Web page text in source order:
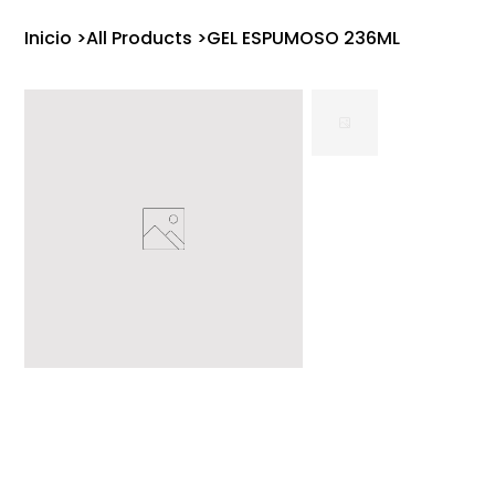
Inicio >All Products >GEL ESPUMOSO 236ML